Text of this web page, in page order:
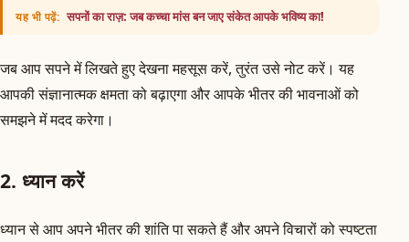
यह भी पढ़ें: सपनों का राज़: जब कच्चा मांस बन जाए संकेत आपके भविष्य का!
जब आप सपने में लिखते हुए देखना महसूस करें, तुरंत उसे नोट करें। यह
आपकी संज्ञानात्मक क्षमता को बढ़ाएगा और आपके भीतर की भावनाओं को
समझने में मदद करेगा।
2. ध्यान करें
ध्यान से आप अपने भीतर की शांति पा सकते हैं और अपने विचारों को स्पष्टता